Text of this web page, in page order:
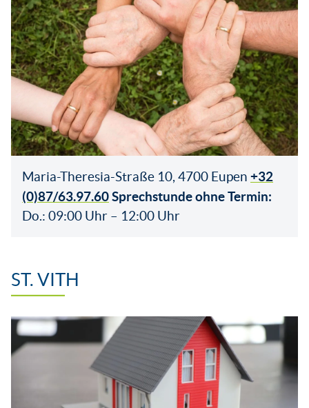
Maria-Theresia-Straße 10, 4700 Eupen +32
(0)87/63.97.60Sprechstunde ohne Termin:
Do.: 09:00 Uhr – 12:00 Uhr
ST. VITH